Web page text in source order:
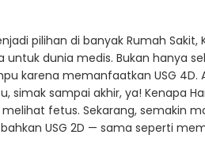
pilihan di banyak Rumah Sakit,
untuk dunia medis. Bukan hanya
karena memanfaatkan USG 4D.
sampai akhir, ya! Kenapa
fetus. Sekarang, semakin
USG 2D — sama seperti